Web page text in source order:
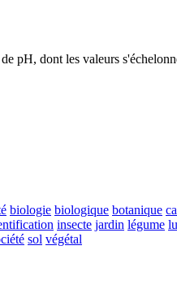
pH, dont les valeurs
biologie biologique botanique
insecte jardin légume
sol végétal